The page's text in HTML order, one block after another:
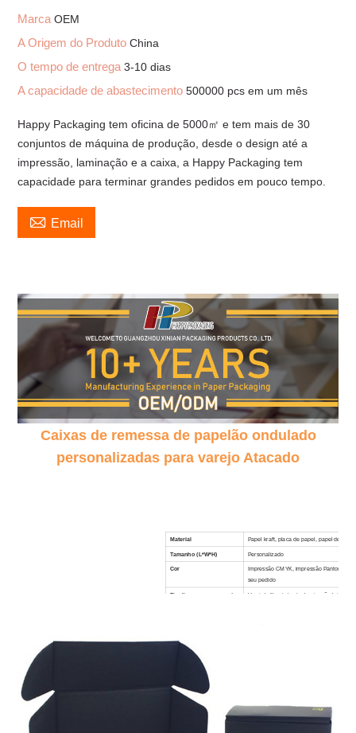
MarcaOEM
A Origem do ProdutoChina
O tempo de entrega3-10 dias
A capacidade de abastecimento500000 pcs em um mês
Happy Packaging tem oficina de 5000㎡ e tem mais de 30
conjuntos de máquina de produção, desde o design até a
impressão, laminação e a caixa, a Happy Packaging tem
capacidade para terminar grandes pedidos em pouco tempo.
 Email
Caixas de remessa de papelão ondulado
personalizadas para varejo Atacado
Material Papel kraft, placa de papel, papel de
Tamanho (L*W*H) Personalizado
Cor
Impressão CMYK, impressão Pantone,
seu pedido
Finalizar processamento
Verniz brilhante/mate, laminação
Tempo de espera